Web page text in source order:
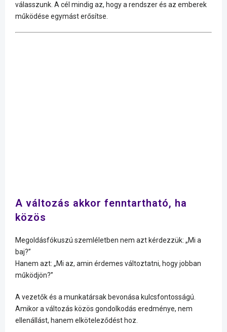
válasszunk. A cél mindig az, hogy a rendszer és az emberek
működése egymást erősítse.
A változás akkor fenntartható, ha
közös
Megoldásfókuszú szemléletben nem azt kérdezzük: „Mi a
baj?”
Hanem azt: „Mi az, amin érdemes változtatni, hogy jobban
működjön?”
A vezetők és a munkatársak bevonása kulcsfontosságú.
Amikor a változás közös gondolkodás eredménye, nem
ellenállást, hanem elköteleződést hoz.